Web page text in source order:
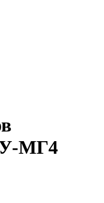
МГ4